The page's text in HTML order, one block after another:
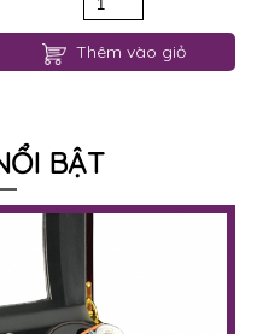
Thêm vào giỏ
BẬT